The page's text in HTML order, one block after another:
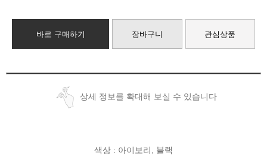
바로 구매하기 장바구니 관심상품
상세 정보를 확대해 보실 수 있습니다
색상 : 아이보리, 블랙